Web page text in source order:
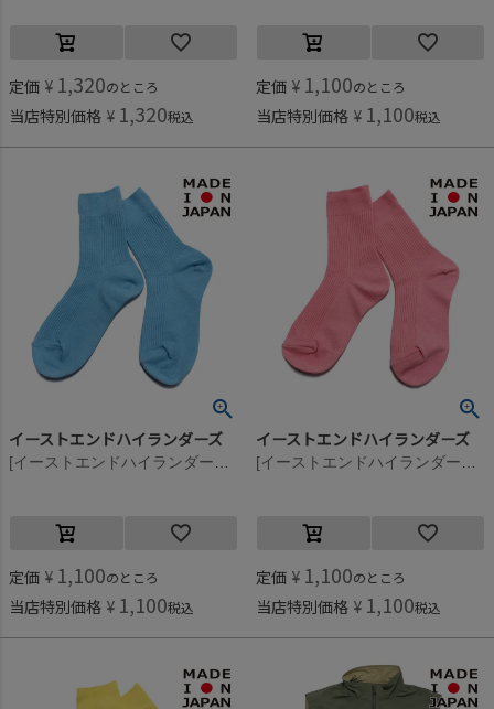
定価 ¥ 1,320のところ
当店特別価格 ¥ 1,320税込
定価 ¥ 1,100のところ
当店特別価格 ¥ 1,100税込
イーストエンドハイランダーズ
定価 ¥ 1,100のところ
当店特別価格 ¥ 1,100税込
イーストエンドハイランダーズ
定価 ¥ 1,100のところ
当店特別価格 ¥ 1,100税込